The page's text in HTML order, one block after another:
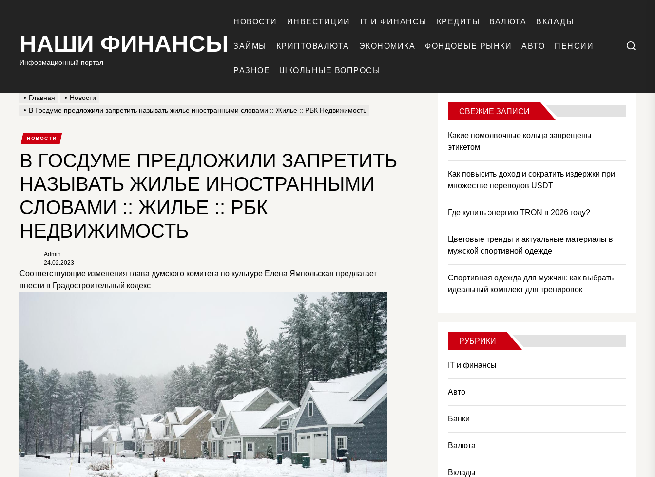
НАШИ ФИНАНСЫ
Информационный портал
НОВОСТИ ИНВЕСТИЦИИ IT И ФИНАНСЫ КРЕДИТЫ ВАЛЮТА ВКЛАДЫ
ЗАЙМЫ КРИПТОВАЛЮТА ЭКОНОМИКА ФОНДОВЫЕ РЫНКИ АВТО ПЕНСИИ
РАЗНОЕ ШКОЛЬНЫЕ ВОПРОСЫ
Поиск
Главная
Новости
В Госдуме предложили запретить называть жилье иностранными словами :: Жилье :: РБК Недвижимость
НОВОСТИ
В ГОСДУМЕ ПРЕДЛОЖИЛИ ЗАПРЕТИТЬ
НАЗЫВАТЬ ЖИЛЬЕ ИНОСТРАННЫМИ
СЛОВАМИ :: ЖИЛЬЕ :: РБК
НЕДВИЖИМОСТЬ
Admin
24.02.2023
Соответствующие изменения глава думского комитета по культуре Елена Ямпольская предлагает
внести в Градостроительный кодекс
СВЕЖИЕ ЗАПИСИ
Какие помолвочные кольца запрещены
этикетом
Как повысить доход и сократить издержки при
множестве переводов USDT
Где купить энергию TRON в 2026 году?
Цветовые тренды и актуальные материалы в
мужской спортивной одежде
Спортивная одежда для мужчин: как выбрать
идеальный комплект для тренировок
РУБРИКИ
IT и финансы
Авто
Банки
Валюта
Вклады